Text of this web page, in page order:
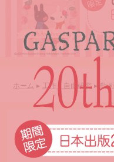
ホーム 工作・自由研究 動画
動画